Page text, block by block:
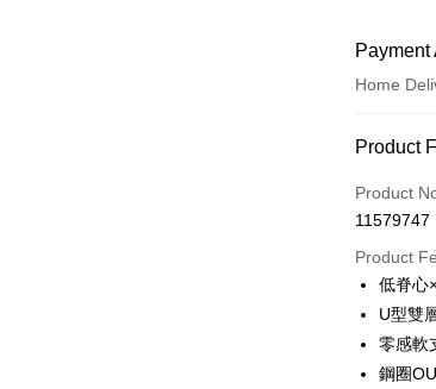
Home
Credit
Credit
0% for
The
LINE Pay
Product
Product
11579747
Product
低脊心
U型雙
零感軟
鋼圈